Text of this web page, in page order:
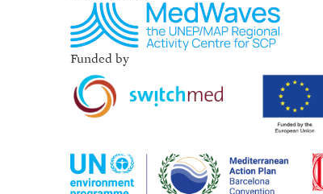
Funded by